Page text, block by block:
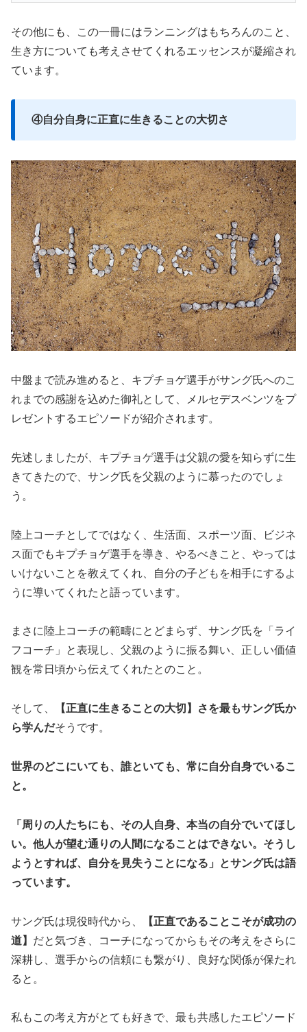
その他にも、この一冊にはランニングはもちろんのこと、
生き方についても考えさせてくれるエッセンスが凝縮され
ています。
④自分自身に正直に生きることの大切さ
中盤まで読み進めると、キプチョゲ選手がサング氏へのこ
れまでの感謝を込めた御礼として、メルセデスベンツをプ
レゼントするエピソードが紹介されます。
先述しましたが、キプチョゲ選手は父親の愛を知らずに生
きてきたので、サング氏を父親のように慕ったのでしょ
う。
陸上コーチとしてではなく、生活面、スポーツ面、ビジネ
ス面でもキプチョゲ選手を導き、やるべきこと、やっては
いけないことを教えてくれ、自分の子どもを相手にするよ
うに導いてくれたと語っています。
まさに陸上コーチの範疇にとどまらず、サング氏を「ライ
フコーチ」と表現し、父親のように振る舞い、正しい価値
観を常日頃から伝えてくれたとのこと。
そして、
【正直に生きることの大切】さを最もサング氏か
ら学んだそうです。
世界のどこにいても、誰といても、常に自分自身でいるこ
と。
「周りの人たちにも、その人自身、本当の自分でいてほし
い。他人が望む通りの人間になることはできない。そうし
ようとすれば、自分を見失うことになる」とサング氏は語
っています。
サング氏は現役時代から、
【正直であることこそが成功の
道】 だと気づき、コーチになってからもその考えをさらに
深耕し、選手からの信頼にも繋がり、良好な関係が保たれ
ると。
私もこの考え方がとても好きで、最も共感したエピソード